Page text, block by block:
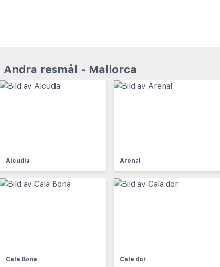
Andra resmål - Mallorca
Alcudia Arenal
Cala Bona Cala dor